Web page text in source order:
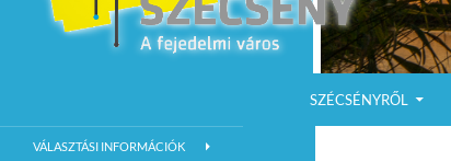
SZÉCSÉNYRŐL
Szécsény Város Hivatalos Weboldala
VÁLASZTÁSI INFORMÁCIÓK